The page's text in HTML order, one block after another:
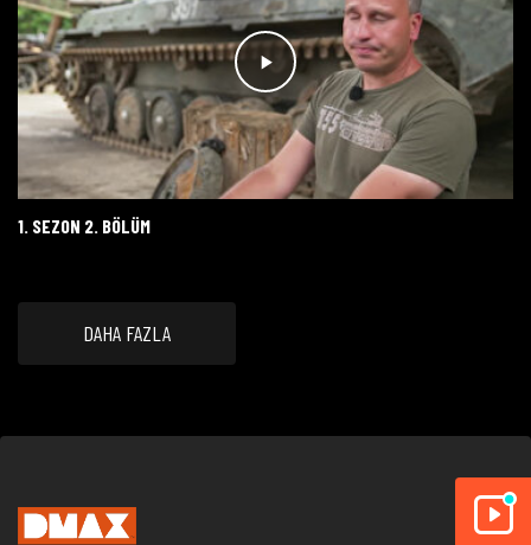
1. SEZON 2. BÖLÜM
DAHA FAZLA